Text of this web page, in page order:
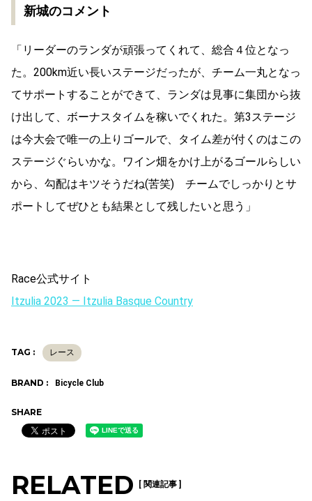
新城のコメント
「リーダーのランダが頑張ってくれて、総合４位となっ
た。200km近い長いステージだったが、チーム一丸となっ
てサポートすることができて、ランダは見事に集団から抜
け出して、ボーナスタイムを稼いでくれた。第3ステージ
は今大会で唯一の上りゴールで、タイム差が付くのはこの
ステージぐらいかな。ワイン畑をかけ上がるゴールらしい
から、勾配はキツそうだね(苦笑) チームでしっかりとサ
ポートしてぜひとも結果として残したいと思う」
Race公式サイト
Itzulia 2023 — Itzulia Basque Country
TAG : レース
BRAND : Bicycle Club
SHARE
RELATED [ 関連記事 ]